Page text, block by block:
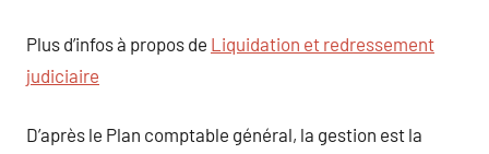
Plus d’infos à propos de Liquidation et redressement
judiciaire
D’après le Plan comptable général, la gestion est la